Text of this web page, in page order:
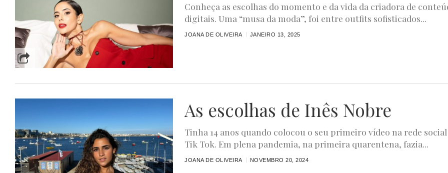
Conheça as escolhas do momento e da vida da criadora de
digitais. Uma “musa da moda”, foi entre outfits sofisticados...
JOANA DE OLIVEIRA JANEIRO 13, 2025
As escolhas de Inês Nobre
Tinha 14 anos quando colocou o seu primeiro vídeo na rede social
Tik Tok. Em plena pandemia, na primeira quarentena, fazia...
JOANA DE OLIVEIRA NOVEMBRO 20, 2024